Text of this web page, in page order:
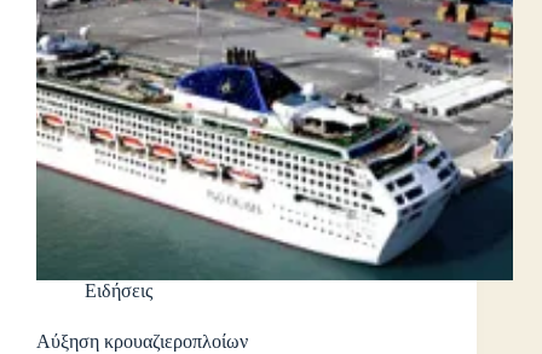
Ειδήσεις
Αύξηση κρουαζιεροπλοίων